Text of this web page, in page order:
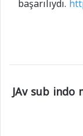
başarılıydı.
JAv sub indo